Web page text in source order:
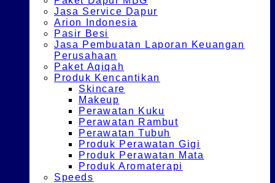
Jasa Service Dapur
Arion Indonesia
Pasir Besi
Jasa Pembuatan Laporan Keuangan
Perusahaan
Paket Aqiqah
Produk Kencantikan
Skincare
Makeup
Perawatan Kuku
Perawatan Rambut
Perawatan Tubuh
Produk Perawatan Gigi
Produk Perawatan Mata
Produk Aromaterapi
Speeds